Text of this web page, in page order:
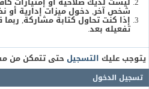
شخص آخر, دخول ميزات إدارية أو
إذا كنت تحاول كتابة مشاركة,
تفعيله بعد.
يتوجب عليك التسجيلحتى تتمكن من
تسجيل الدخول